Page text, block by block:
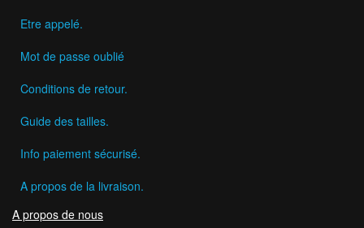
Etre appelé.
Mot de passe oublié
Conditions de retour.
Guide des tailles.
Info paiement sécurisé.
A propos de la livraison.
A propos de nous